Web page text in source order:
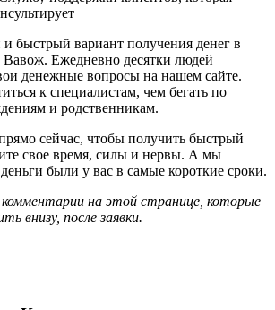
быстрый вариант получения денег в
Вавож. Ежедневно десятки людей
денежные вопросы на нашем сайте.
к специалистам, чем бегать по
и родственникам.
сейчас, чтобы получить быстрый
свое время, силы и нервы. А мы
были у вас в самые короткие сроки.
на этой странице, которые
внизу, после заявки.